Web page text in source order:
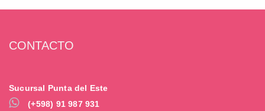
CONTACTO
Sucursal Punta del Este
(+598) 91 987 931